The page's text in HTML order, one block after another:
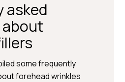
asked
some frequently
forehead wrinkles